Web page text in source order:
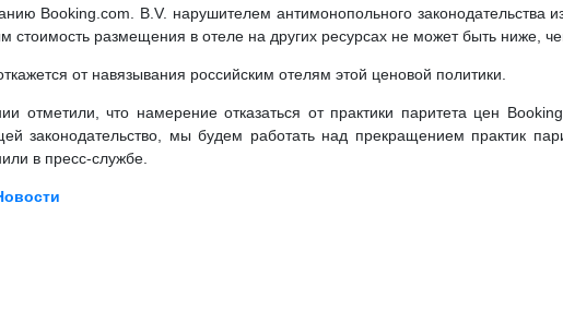
Booking.com. B.V. нарушителем антимонопольного законодательства
стоимость размещения в отеле на других ресурсах не может быть ниже,
от навязывания российским отелям этой ценовой политики.
отметили, что намерение отказаться от практики паритета цен
законодательство, мы будем работать над прекращением практик
в пресс-службе.